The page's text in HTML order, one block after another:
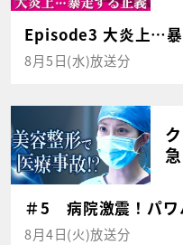
Episode3 大炎上…
8月5日(水)放送分
＃5 病院激震！パワ
8月4日(火)放送分